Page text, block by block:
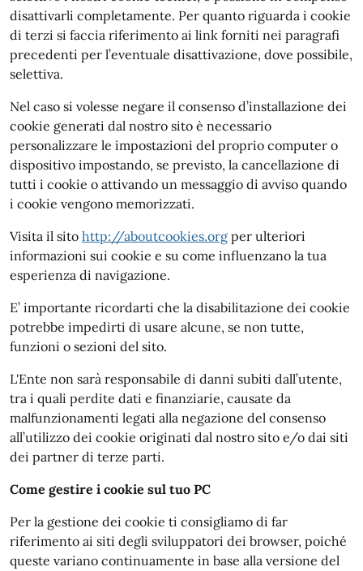
disattivarli completamente. Per quanto riguarda i cookie
di terzi si faccia riferimento ai link forniti nei paragrafi
precedenti per l’eventuale disattivazione, dove possibile,
selettiva.
Nel caso si volesse negare il consenso d’installazione dei
cookie generati dal nostro sito è necessario
personalizzare le impostazioni del proprio computer o
dispositivo impostando, se previsto, la cancellazione di
tutti i cookie o attivando un messaggio di avviso quando
i cookie vengono memorizzati.
Visita il sito http://aboutcookies.org per ulteriori
informazioni sui cookie e su come influenzano la tua
esperienza di navigazione.
E’ importante ricordarti che la disabilitazione dei cookie
potrebbe impedirti di usare alcune, se non tutte,
funzioni o sezioni del sito.
L'Ente non sarà responsabile di danni subiti dall’utente,
tra i quali perdite dati e finanziarie, causate da
malfunzionamenti legati alla negazione del consenso
all’utilizzo dei cookie originati dal nostro sito e/o dai siti
dei partner di terze parti.
Come gestire i cookie sul tuo PC
Per la gestione dei cookie ti consigliamo di far
riferimento ai siti degli sviluppatori dei browser, poiché
queste variano continuamente in base alla versione del